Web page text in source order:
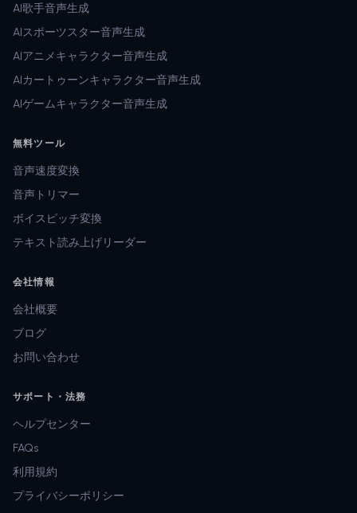
AI歌手音声生成
AIスポーツスター音声生成
AIアニメキャラクター音声生成
AIカートゥーンキャラクター音声生成
AIゲームキャラクター音声生成
無料ツール
音声速度変換
音声トリマー
ボイスピッチ変換
テキスト読み上げリーダー
会社情報
会社概要
ブログ
お問い合わせ
サポート・法務
ヘルプセンター
FAQs
利用規約
プライバシーポリシー